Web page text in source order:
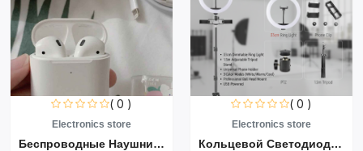
( 0 )
Electronics store
Беспроводные Наушники Air...
( 0 )
Electronics store
Кольцевой Светодиодный Св...